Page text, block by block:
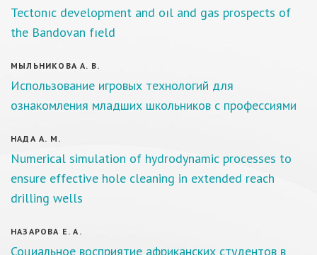
Tectonıc development and oıl and gas prospects of
the Bandovan fıeld
МЫЛЬНИКОВА А. В.
Использование игровых технологий для
ознакомления младших школьников с профессиями
НАДА А. М.
Numerical simulation of hydrodynamic processes to
ensure effective hole cleaning in extended reach
drilling wells
НАЗАРОВА Е. А.
Социальное восприятие африканских студентов в